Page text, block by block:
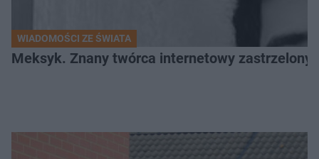
WIADOMOŚCI ZE ŚWIATA
Meksyk. Znany twórca internetowy zastrzelony